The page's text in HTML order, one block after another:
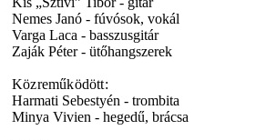
Nemes Janó - fúvósok, vokál
Varga Laca - basszusgitár
Zaják Péter - ütőhangszerek
Közreműködött:
Harmati Sebestyén - trombita
Minya Vivien - hegedű, brácsa